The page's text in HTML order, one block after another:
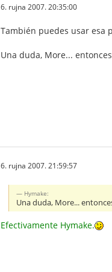
6. rujna 2007. 20:35:00
También puedes usar esa
Una duda, More...
6. rujna 2007. 21:59:57
Hymake:
Una duda, More...
Efectivamente Hymake.